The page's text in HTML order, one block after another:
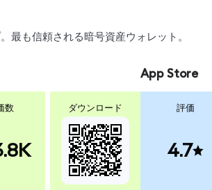
最も信頼される暗号資産ウォレット。
数 ダウンロード
App Store
評価
4.7